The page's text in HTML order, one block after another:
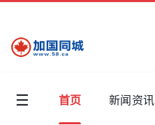
☰ 首页 新闻资讯